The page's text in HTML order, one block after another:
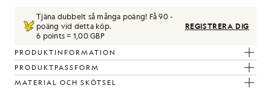
Tjäna dubbelt så många poäng! Få90-
poäng vid detta köp.
6 points = 1,00 GBP
REGISTRERA DIG
PRODUKTINFORMATION
PRODUKTPASSFORM
MATERIAL OCH SKÖTSEL